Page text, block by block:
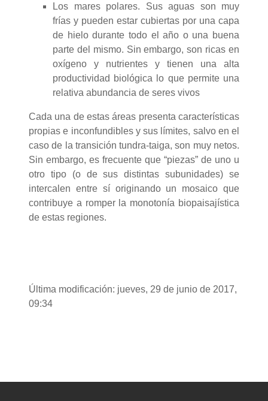
Los mares polares. Sus aguas son muy
frías y pueden estar cubiertas por una capa
de hielo durante todo el año o una buena
parte del mismo. Sin embargo, son ricas en
oxígeno y nutrientes y tienen una alta
productividad biológica lo que permite una
relativa abundancia de seres vivos
Cada una de estas áreas presenta características
propias e inconfundibles y sus límites, salvo en el
caso de la transición tundra-taiga, son muy netos.
Sin embargo, es frecuente que “piezas” de uno u
otro tipo (o de sus distintas subunidades) se
intercalen entre sí originando un mosaico que
contribuye a romper la monotonía biopaisajística
de estas regiones.
Última modificación: jueves, 29 de junio de 2017,
09:34